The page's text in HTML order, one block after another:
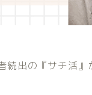
続出の『サチ活